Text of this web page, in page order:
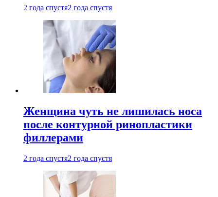
2 года спустя2 года спустя
Женщина чуть не лишилась носа
после контурной ринопластики
филлерами
2 года спустя2 года спустя